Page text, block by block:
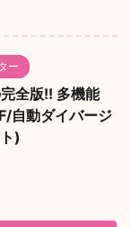
ー
全版!! 多機能
自動ダイバージ
)